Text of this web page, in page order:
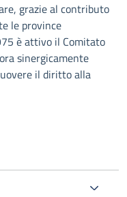
grazie al contributo
le province
è attivo il Comitato
sinergicamente
il diritto alla